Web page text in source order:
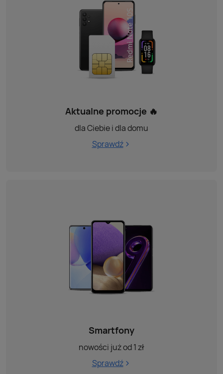
Aktualne promocje 🔥
dla Ciebie i dla domu
Sprawdź
Smartfony
nowości już od 1 zł
Sprawdź